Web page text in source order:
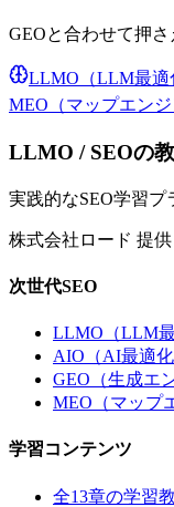
GEOと合わせて押
LLMO（LLM最適
MEO（マップエンジ
LLMO / SEOの
実践的なSEO学習プ
株式会社ロード 提供
次世代SEO
LLMO（LLM最
AIO（AI最適化
GEO（生成エ
MEO（マップ
学習コンテンツ
全13章の学習